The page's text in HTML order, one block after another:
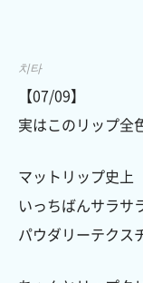
치타
【07/09】
実はこのリップ全
マットリップ史上
いっちばんサラサ
パウダリーテクス